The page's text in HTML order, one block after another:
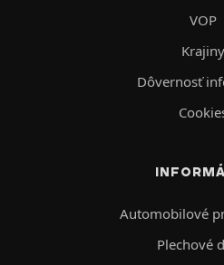
VOP
Krajiny
Dôvernosť
Automobilové
Plechové